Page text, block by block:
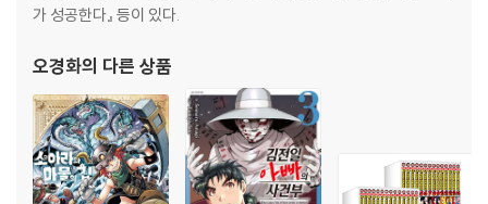
가 성공한다』 등이 있다.
오경화의 다른 상품